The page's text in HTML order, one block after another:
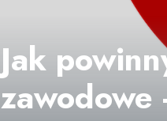
Jak
zawodowe